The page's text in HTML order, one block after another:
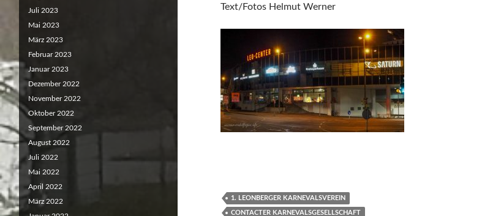
Text/Fotos Helmut Werner
1. LEONBERGER KARNEVALSVEREIN
CONTACTER KARNEVALSGESELLSCHAFT
Juli 2023
Mai 2023
März 2023
Februar 2023
Januar 2023
Dezember 2022
November 2022
Oktober 2022
September 2022
August 2022
Juli 2022
Mai 2022
April 2022
März 2022